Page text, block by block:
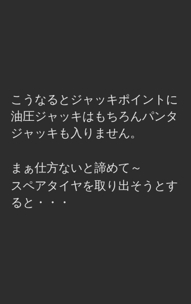
こうなるとジャッキポイントに
油圧ジャッキはもちろんパンタ
ジャッキも入りません。
まぁ仕方ないと諦めて～
スペアタイヤを取り出そうとす
ると・・・